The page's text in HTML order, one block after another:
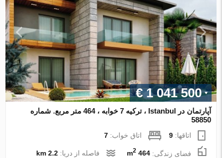
€ 1 041 500
آپارتمان در Istanbul ، ترکیه 7 خوابه ، 464 متر مربع. شماره
58850
اتاقها:9 اتاق خواب:7
فضای زندگی:464 m
2 فاصله از دریا:2.2 km